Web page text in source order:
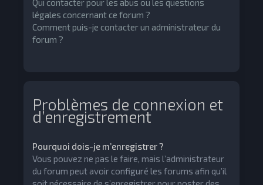
Qui contacter pour les abus ou les questions
légales concernant ce forum ?
Comment puis-je contacter un administrateur du
forum ?
Problèmes de connexion et
d’enregistrement
Pourquoi dois-je m’enregistrer ?
Vous pouvez ne pas le faire, mais l’administrateur
du forum peut avoir configuré les forums afin qu’il